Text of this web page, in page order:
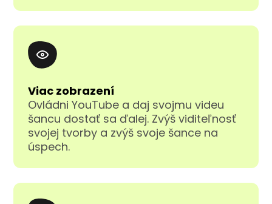
Viac zobrazení
Ovládni YouTube a daj svojmu videu
šancu dostať sa ďalej. Zvýš viditeľnosť
svojej tvorby a zvýš svoje šance na
úspech.